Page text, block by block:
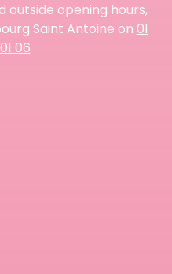
outside opening hours,
Saint Antoine on 01
06